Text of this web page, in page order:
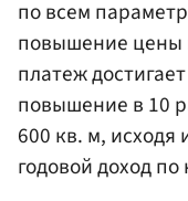
по всем
повышение цены
платеж
повышение в 10
600 кв. м, исходя
годовой доход